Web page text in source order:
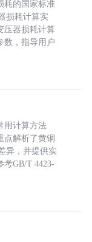
耗的国家标准
损耗计算实
压器损耗计算
数，指导用户
用计算方法
点解析了黄铜
异，并提供实
考GB/T 4423-